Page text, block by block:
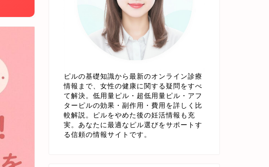
ピルの基礎知識から最新のオンライン診療
情報まで、女性の健康に関する疑問をすべ
て解決。低用量ピル・超低用量ピル・アフ
ターピルの効果・副作用・費用を詳しく比
較解説。ピルをやめた後の妊活情報も充
実。あなたに最適なピル選びをサポートす
る信頼の情報サイトです。